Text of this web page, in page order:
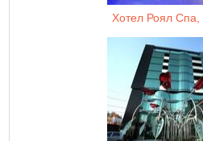
Хотел Роял Спа,